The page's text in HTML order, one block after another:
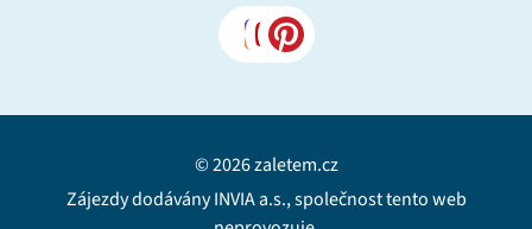
© 2026 zaletem.cz
Zájezdy dodávány INVIA a.s., společnost tento web